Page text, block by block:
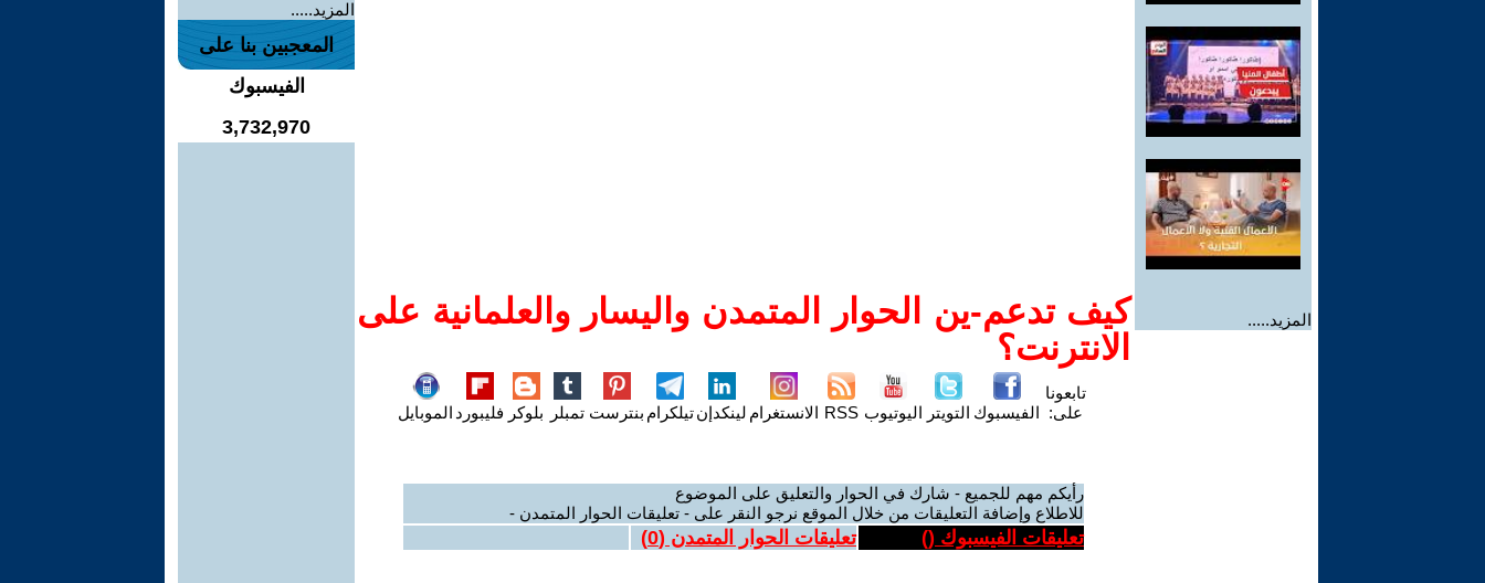
المزيد.....
كيف تدعم-ين الحوار المتمدن واليسار والعلمانية على
الانترنت؟
تابعونا
على: الفيسبوك التويتر اليوتيوب RSS الانستغرام لينكدإنتيلكرام بنترست تمبلر بلوكر فليبورد الموبايل
رأيكم مهم للجميع - شارك في الحوار والتعليق على الموضوع
للاطلاع وإضافة التعليقات من خلال الموقع نرجو النقر على - تعليقات الحوار المتمدن -
تعليقات الفيسبوك () تعليقات الحوار المتمدن (0
)
المزيد.....
المعجبين بنا على
الفيسبوك
3,732,970